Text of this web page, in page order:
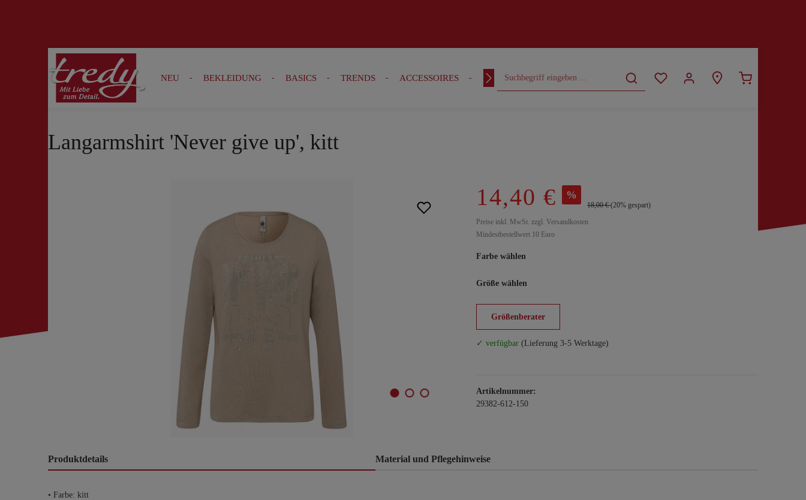
Zur Suche springen Zur Hauptnavigation springen
NEU BEKLEIDUNG BASICS TRENDS ACCESSOIRES OUTFITS CURVY
Langarmshirt 'Never give up', kitt
14,40 € %
18,00 €(20% gespart)
Preise inkl. MwSt. zzgl. Versandkosten
Mindestbestellwert 10 Euro
Farbe wählen
Größe wählen
Größenberater
✓ verfügbar (Lieferung 3-5 Werktage)
Artikelnummer:
29382-612-150
Produktdetails Material und Pflegehinweise
• Farbe: kitt